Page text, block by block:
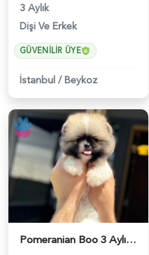
3 Aylık
Dişi Ve Erkek
GÜVENILIR ÜYE
İstanbul /Beykoz
Pomeranian Boo 3 Aylık Hazır Yavrular - 6020